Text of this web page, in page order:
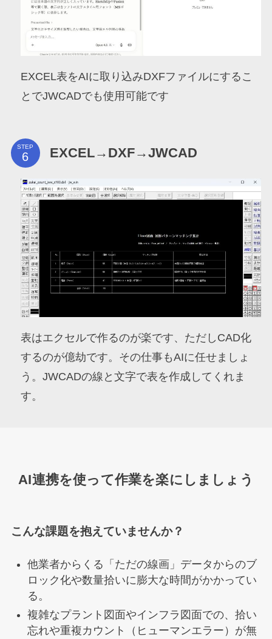
EXCEL表をAIに取り込みDXFファイルにするこ
とでJWCADでも使用可能です
STEP EXCEL→DXF→JWCAD
表はエクセルで作るのが楽です、ただしCAD化
するのが億劫です。その仕事もAIに任せましょ
う。JWCADの線と文字で表を作成してくれま
す。
AI連携を使って作業を楽にしましょう
こんな課題を抱えていませんか？
他業者からくる「ただの線画」データからのブ
ロック化や数量拾いに膨大な時間がかかってい
る。
複雑なプラント図面やインフラ図面での、拾い
忘れや重複カウント（ヒューマンエラー）が無